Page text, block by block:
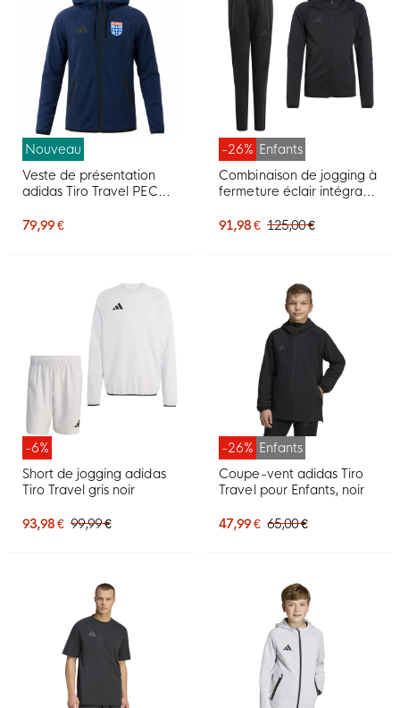
Nouveau
Veste de présentation
adidas Tiro Travel PEC
foncé
79,99 €
-26% Enfants
Combinaison de jogging à
fermeture éclair intégrale
Enfants, noire
91,98 € 125,00 €
-6%
Short de jogging adidas
Tiro Travel gris noir
93,98 € 99,99 €
-26% Enfants
Coupe-vent adidas Tiro
Travel pour Enfants, noir
47,99 € 65,00 €